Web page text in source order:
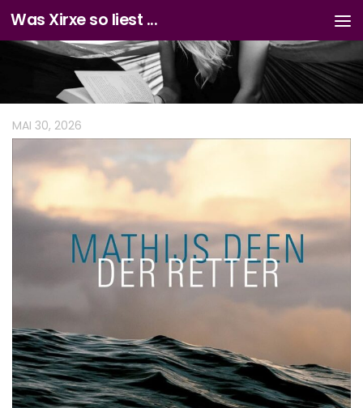
Zum Inhalt springen
Was Xirxe so liest ...
MAI 30, 2026